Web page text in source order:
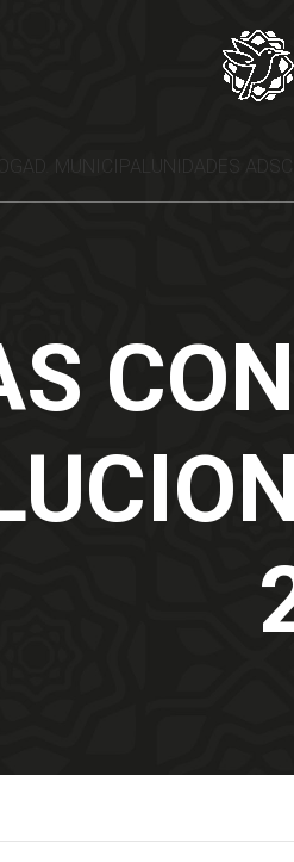
GAD. MUNICIPAL UNIDADES